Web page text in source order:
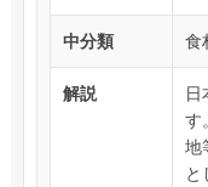
中分類 食
解説
日
す
地
と